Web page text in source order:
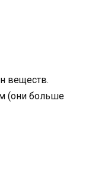
веществ.
(они больше